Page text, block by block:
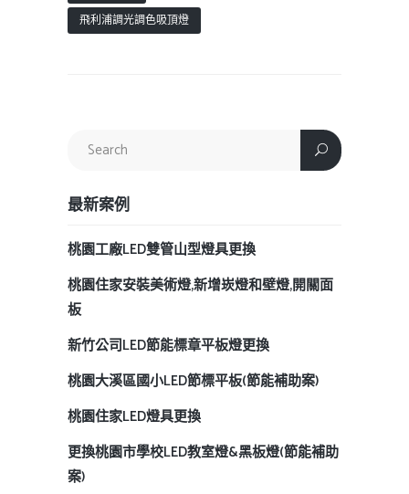
飛利浦調光調色吸頂燈
最新案例
桃園工廠LED雙管山型燈具更換
桃園住家安裝美術燈,新增崁燈和壁燈,開關面
板
新竹公司LED節能標章平板燈更換
桃園大溪區國小LED節標平板(節能補助案)
桃園住家LED燈具更換
更換桃園市學校LED教室燈&黑板燈(節能補助
案)